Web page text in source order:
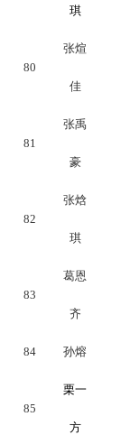
琪
80
张煊
佳
81
张禹
豪
82
张焓
琪
83
葛恩
齐
84 孙熔
85
栗一
方